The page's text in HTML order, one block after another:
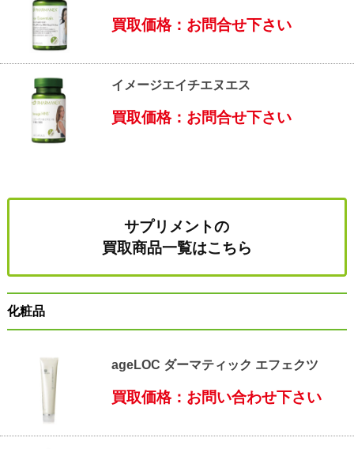
買取価格：お問合せ下さい
イメージエイチエヌエス
買取価格：お問合せ下さい
サプリメントの
買取商品一覧はこちら
化粧品
ageLOC ダーマティック エフェクツ
買取価格：お問い合わせ下さい